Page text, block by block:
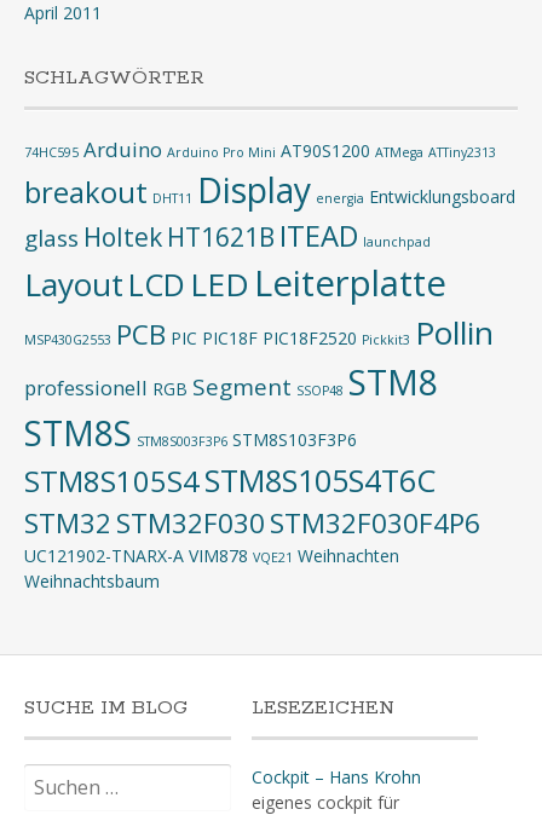
April 2011
SCHLAGWÖRTER
74HC595 Arduino Arduino Pro Mini AT90S1200 ATMega ATTiny2313
breakout DHT11 Display energia Entwicklungsboard
glass Holtek HT1621B ITEAD launchpad
Layout LCD LED Leiterplatte
MSP430G2553 PCB PIC PIC18F PIC18F2520 Pickkit3 Pollin
professionell RGB Segment SSOP48 STM8
STM8S STM8S003F3P6 STM8S103F3P6
STM8S105S4STM8S105S4T6C
STM32 STM32F030STM32F030F4P6
UC121902-TNARX-A VIM878 VQE21 Weihnachten
Weihnachtsbaum
SUCHE IM BLOG
nach:
LESEZEICHEN
Cockpit – Hans Krohn
eigenes cockpit für